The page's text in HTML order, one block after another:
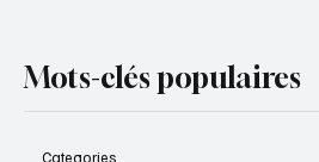
Mots-clés populaires
Categories